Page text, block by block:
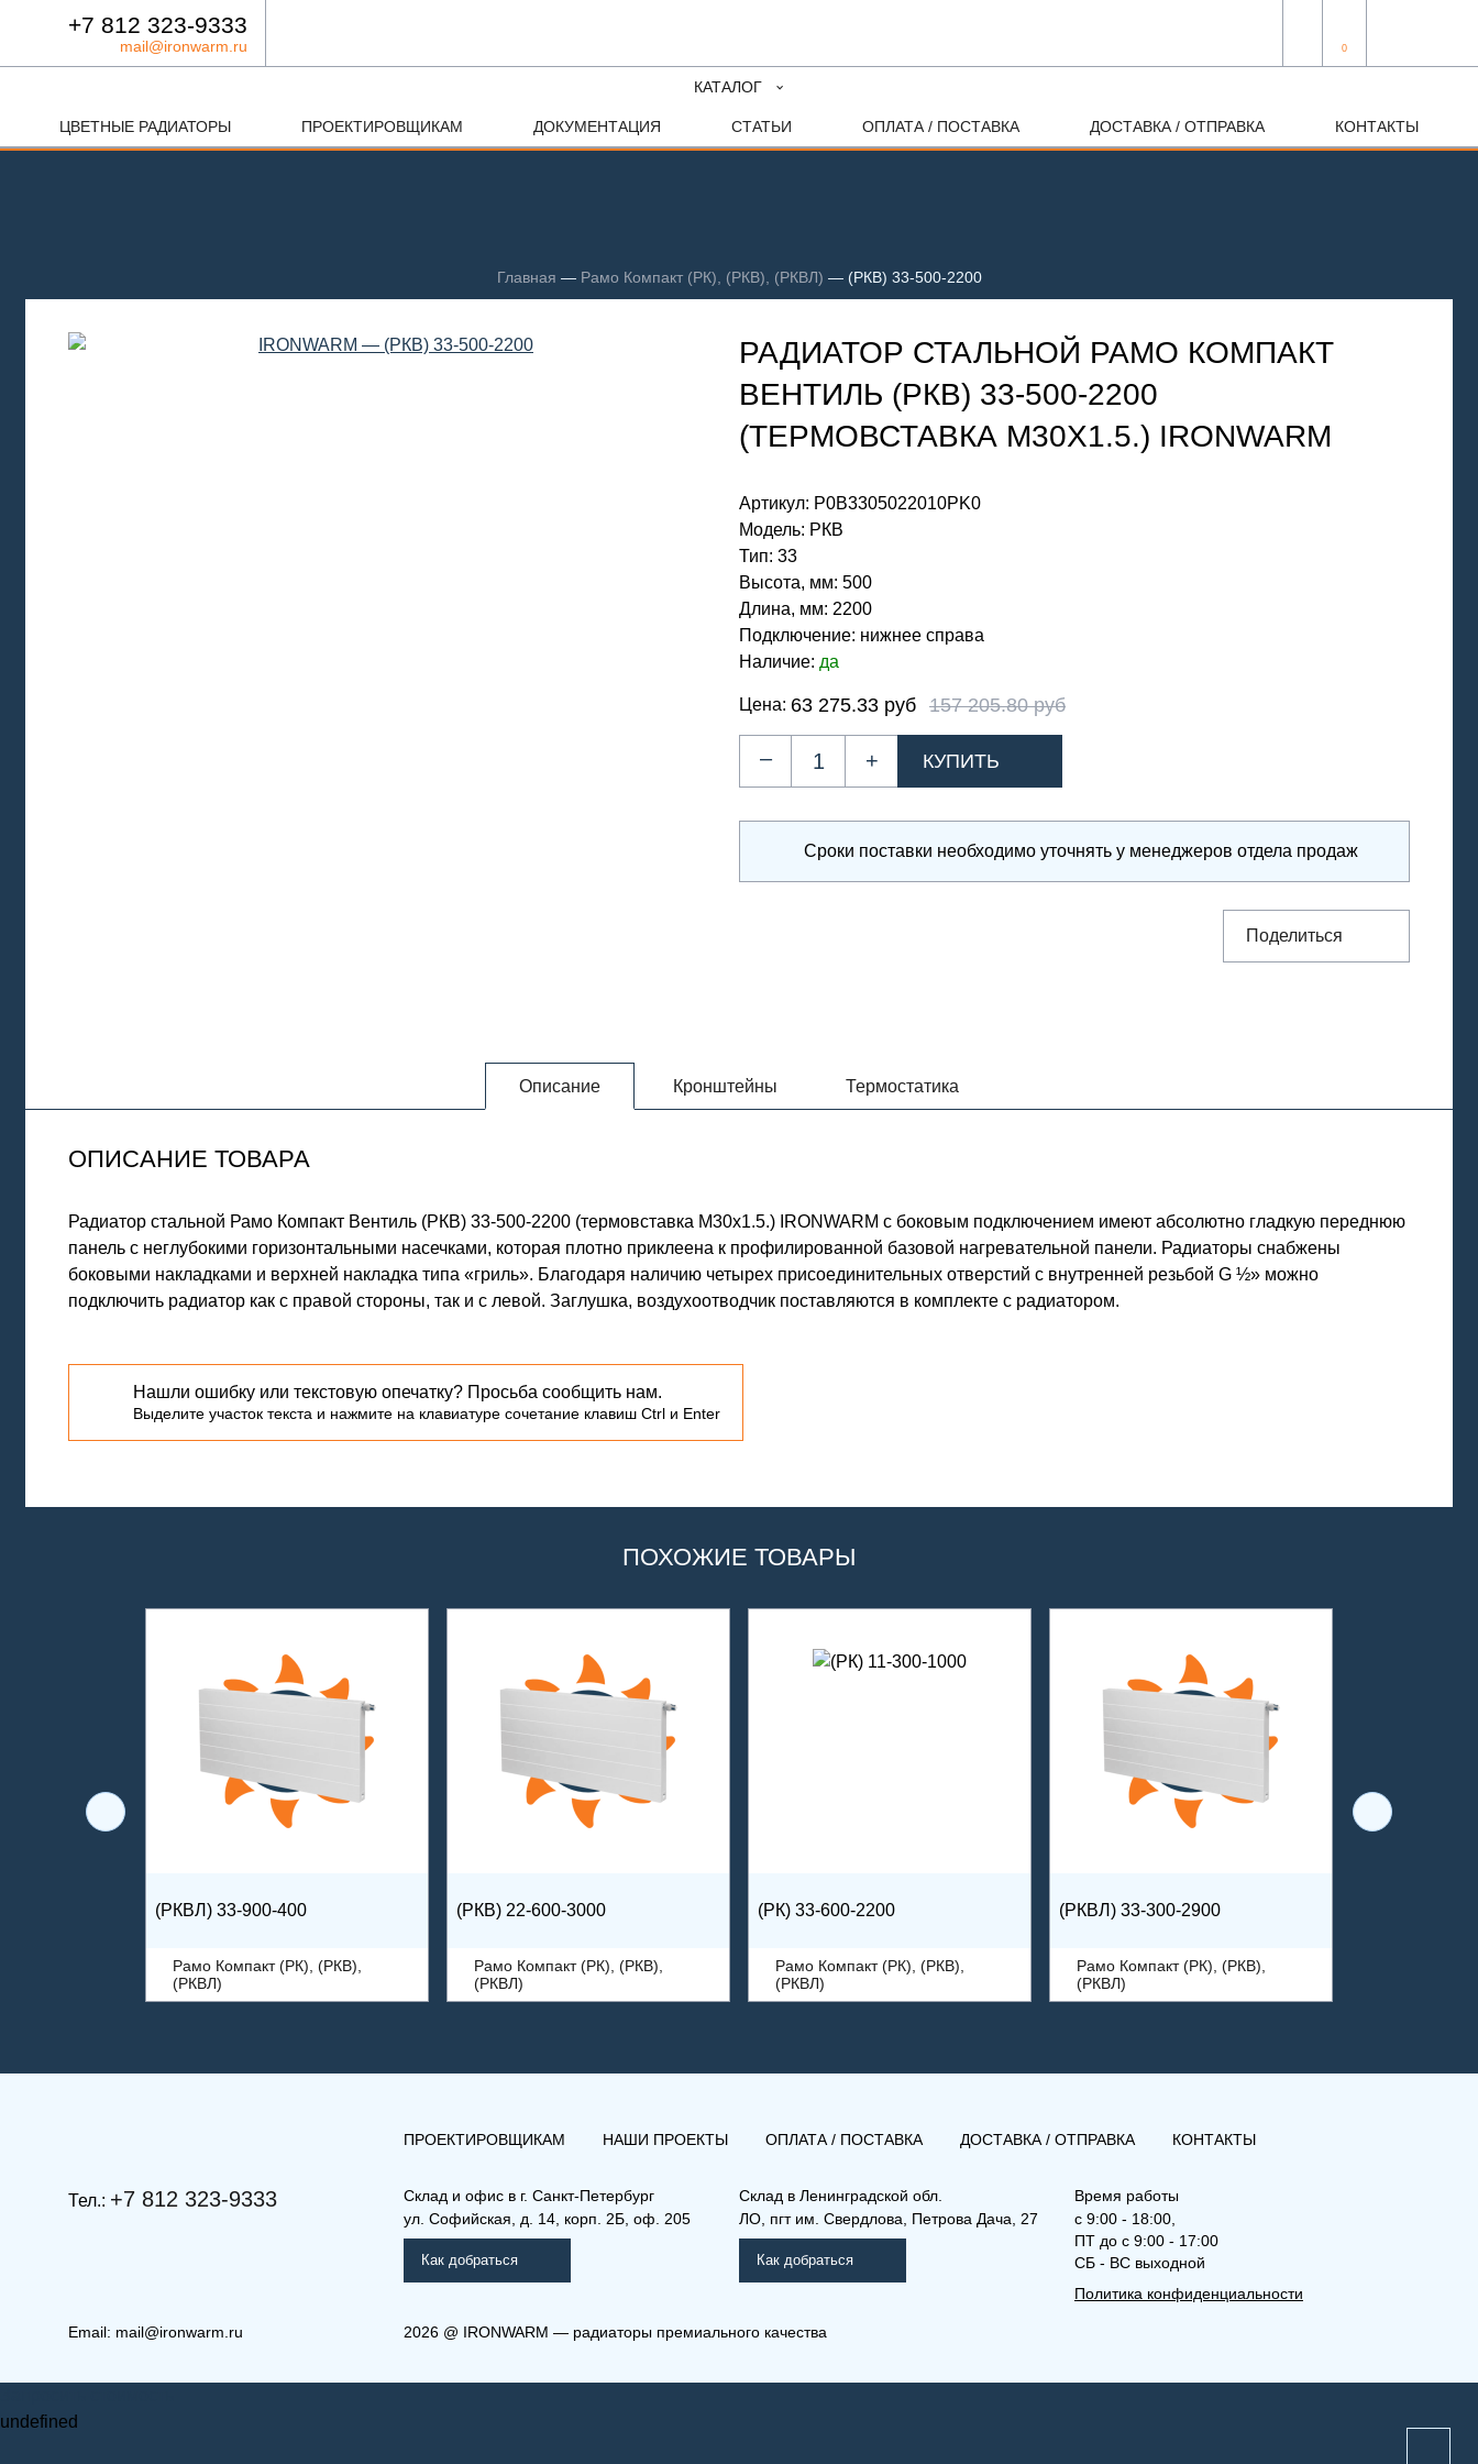
+7 812 323-9333
mail@ironwarm.ru 0
КАТАЛОГ
ЦВЕТНЫЕ РАДИАТОРЫ ПРОЕКТИРОВЩИКАМ ДОКУМЕНТАЦИЯ СТАТЬИ ОПЛАТА / ПОСТАВКА ДОСТАВКА / ОТПРАВКА КОНТАКТЫ
Главная — Рамо Компакт (РК), (РКВ), (РКВЛ) — (РКВ) 33-500-2200
РАДИАТОР СТАЛЬНОЙ РАМО КОМПАКТ
ВЕНТИЛЬ (РКВ) 33-500-2200
(ТЕРМОВСТАВКА М30Х1.5.) IRONWARM
Артикул: Р0В3305022010PK0
Модель: РКВ
Тип: 33
Высота, мм: 500
Длина, мм: 2200
Подключение: нижнее справа
Наличие: да
Цена: 63 275.33 руб 157 205.80 руб
– +
Сроки поставки необходимо уточнять у менеджеров отдела продаж
Поделиться
Описание Кронштейны Термостатика
ОПИСАНИЕ ТОВАРА
Радиатор стальной Рамо Компакт Вентиль (РКВ) 33-500-2200 (термовставка М30х1.5.) IRONWARM с боковым подключением имеют абсолютно гладкую переднюю
панель с неглубокими горизонтальными насечками, которая плотно приклеена к профилированной базовой нагревательной панели. Радиаторы снабжены
боковыми накладками и верхней накладка типа «гриль». Благодаря наличию четырех присоединительных отверстий с внутренней резьбой G ½» можно
подключить радиатор как с правой стороны, так и с левой. Заглушка, воздухоотводчик поставляются в комплекте с радиатором.
Нашли ошибку или текстовую опечатку? Просьба сообщить нам.
Выделите участок текста и нажмите на клавиатуре сочетание клавиш Ctrl и Enter
ПОХОЖИЕ ТОВАРЫ
(РКВЛ) 33-900-400
Рамо Компакт (РК), (РКВ),
(РКВЛ)
(РКВ) 22-600-3000
Рамо Компакт (РК), (РКВ),
(РКВЛ)
(РК) 33-600-2200
Рамо Компакт (РК), (РКВ),
(РКВЛ)
(РКВЛ) 33-300-2900
Рамо Компакт (РК), (РКВ),
(РКВЛ)
(РКВ) 22-900-1100 (РКВЛ) 21-400-500 (РКВЛ) 21-500-2700
Тел.: +7 812 323-9333
ПРОЕКТИРОВЩИКАМ НАШИ ПРОЕКТЫ ОПЛАТА / ПОСТАВКА ДОСТАВКА / ОТПРАВКА КОНТАКТЫ
Склад и офис в г. Санкт-Петербург
ул. Софийская, д. 14, корп. 2Б, оф. 205
Как добраться
Склад в Ленинградской обл.
ЛО, пгт им. Свердлова, Петрова Дача, 27
Как добраться
Время работы
с 9:00 - 18:00,
ПТ до с 9:00 - 17:00
СБ - ВС выходной
Политика конфиденциальности
Email: mail@ironwarm.ru 2026 @ IRONWARM — радиаторы премиального качества
undefined